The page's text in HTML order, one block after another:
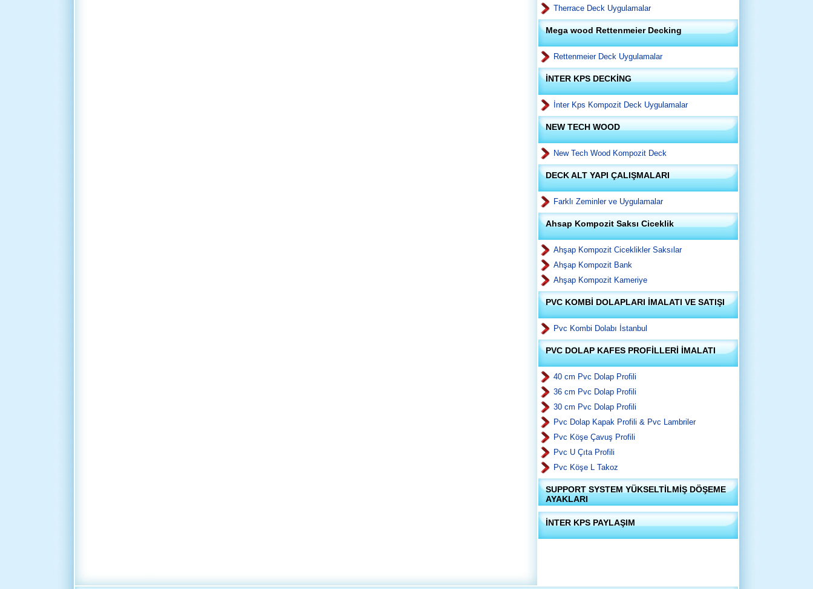
Therrace Deck Uygulamalar
Mega wood Rettenmeier Decking
Rettenmeier Deck Uygulamalar
İNTER KPS DECKİNG
İnter Kps Kompozit Deck Uygulamalar
NEW TECH WOOD
New Tech Wood Kompozit Deck
DECK ALT YAPI ÇALIŞMALARI
Farklı Zeminler ve Uygulamalar
Ahsap Kompozit Saksı Ciceklik
Ahşap Kompozit Ciceklikler Saksılar
Ahşap Kompozit Bank
Ahşap Kompozit Kameriye
PVC KOMBİ DOLAPLARI İMALATI VE SATIŞI
Pvc Kombi Dolabı İstanbul
PVC DOLAP KAFES PROFİLLERİ İMALATI
40 cm Pvc Dolap Profili
36 cm Pvc Dolap Profili
30 cm Pvc Dolap Profili
Pvc Dolap Kapak Profili & Pvc Lambriler
Pvc Köşe Çavuş Profili
Pvc U Çıta Profili
Pvc Köşe L Takoz
SUPPORT SYSTEM YÜKSELTİLMİŞ DÖŞEME
AYAKLARI
İNTER KPS PAYLAŞIM